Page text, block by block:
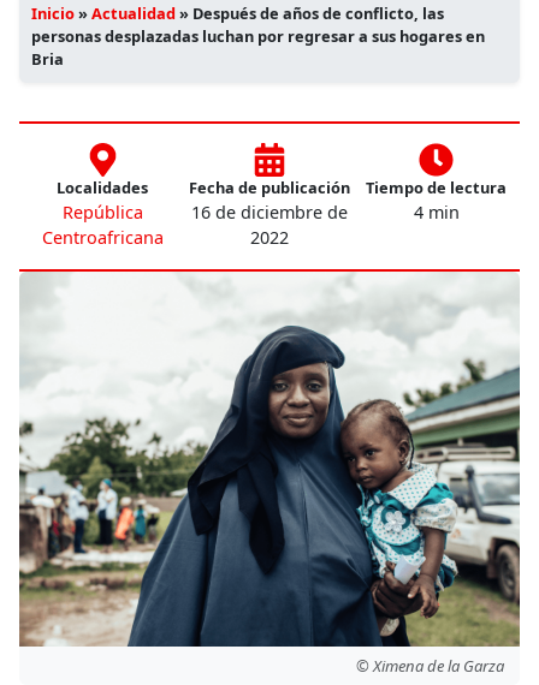
Inicio»Actualidad» Después de años de conflicto, las
personas desplazadas luchan por regresar a sus hogares en
Bria
Localidades
República
Centroafricana
Fecha de publicación
16 de diciembre de
2022
Tiempo de lectura
4 min
© Ximena de la Garza